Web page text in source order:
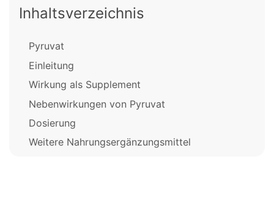
Inhaltsverzeichnis
Pyruvat
Einleitung
Wirkung als Supplement
Nebenwirkungen von Pyruvat
Dosierung
Weitere Nahrungsergänzungsmittel